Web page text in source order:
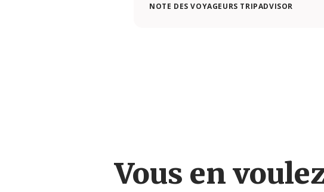
NOTE DES VOYAGEURS TRIPADVISOR
Vous en